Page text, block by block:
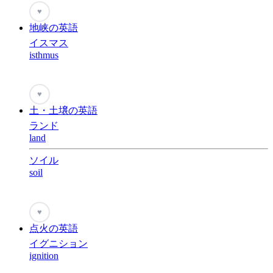
♥
地峡の英語
イスマス
isthmus
♥
土・土壌の英語
ランド
land
ソイル
soil
♥
点火の英語
イグニション
ignition